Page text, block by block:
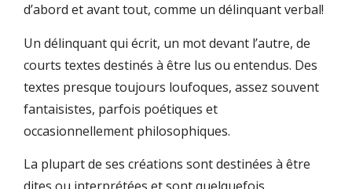
d’abord et avant tout, comme un délinquant verbal!
Un délinquant qui écrit, un mot devant l’autre, de
courts textes destinés à être lus ou entendus. Des
textes presque toujours loufoques, assez souvent
fantaisistes, parfois poétiques et
occasionnellement philosophiques.
La plupart de ses créations sont destinées à être